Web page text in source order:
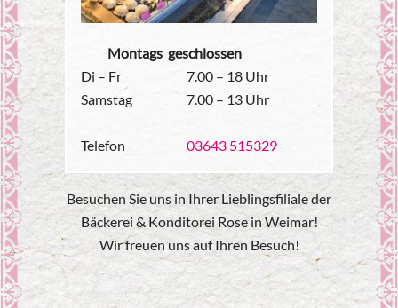
Montags geschlossen
Di – Fr
7.00 – 18 Uhr
Samstag
7.00 – 13 Uhr
Telefon
03643 515329
Besuchen Sie uns in Ihrer Lieblingsfiliale der
Bäckerei & Konditorei Rose in Weimar!
Wir freuen uns auf Ihren Besuch!